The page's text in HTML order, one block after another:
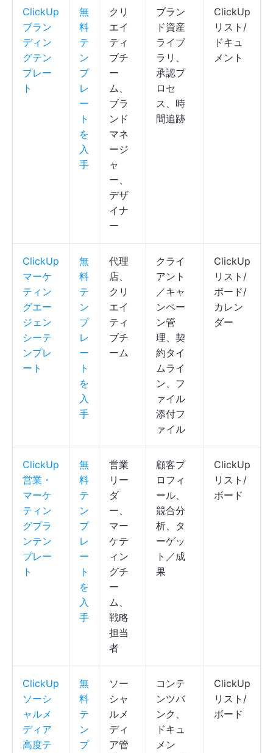
ClickUp
ブラン
ディン
グテン
プレー
ト
無
料
テ
ン
プ
レ
ー
ト
を
入
手
クリ
エイ
ティ
ブチ
ー
ム、
ブラ
ンド
マネ
ージ
ャ
ー、
デザ
イナ
ー
ブラン
ド資産
ライブ
ラリ、
承認プ
ロセ
ス、時
間追跡
ClickUp
リスト/
ドキュ
メント
ClickUp
マーケ
ティン
グエー
ジェン
シーテ
ンプレ
ート
無
料
テ
ン
プ
レ
ー
ト
を
入
手
代理
店、
クリ
エイ
ティ
ブチ
ーム
クライ
アント
／キャ
ンペー
ン管
理、契
約タイ
ムライ
ン、フ
ァイル
添付フ
ァイル
ClickUp
リスト/
ボード/
カレン
ダー
ClickUp
営業・
マーケ
ティン
グプラ
ンテン
プレー
ト
無
料
テ
ン
プ
レ
ー
ト
を
入
手
営業
リー
ダ
ー、
マー
ケテ
ィン
グチ
ー
ム、
戦略
担当
者
顧客プ
ロフィ
ール、
競合分
析、タ
ーゲッ
ト／成
果
ClickUp
リスト/
ボード
ClickUp
ソーシ
ャルメ
ディア
高度テ
無
料
テ
ン
プ
ソー
シャ
ルメ
ディ
ア管
コンテ
ンツバ
ンク、
ドキュ
メン
ClickUp
リスト/
ボード